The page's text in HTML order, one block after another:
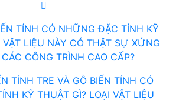
TÍNH TRE VÀ GỖ BIẾN TÍNH CÓ
KỸ THUẬT GÌ? LOẠI VẬT LIỆU